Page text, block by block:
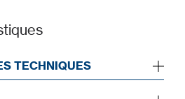
TECHNIQUES